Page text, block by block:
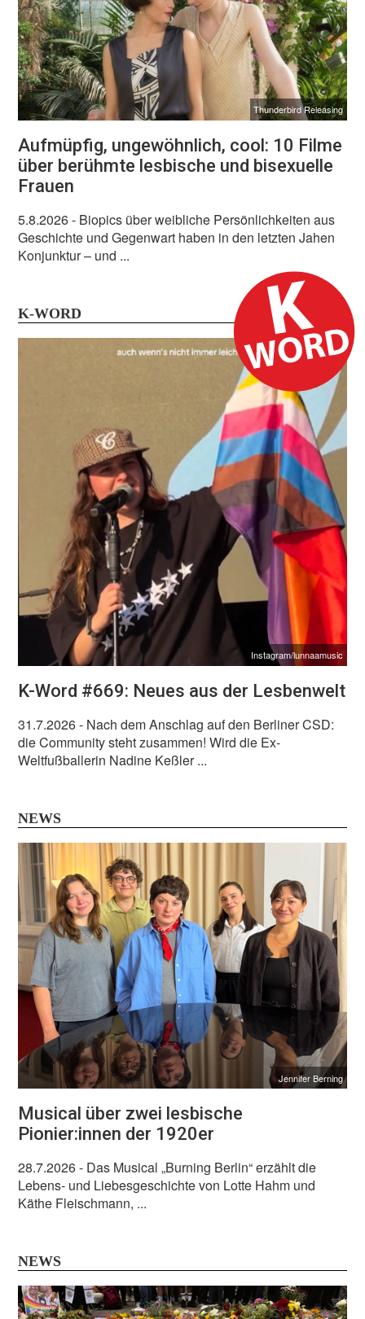
Thunderbird Releasing
Aufmüpfig, ungewöhnlich, cool: 10 Filme
über berühmte lesbische und bisexuelle
Frauen
5.8.2026- Biopics über weibliche Persönlichkeiten aus
Geschichte und Gegenwart haben in den letzten Jahen
Konjunktur – und ...
K-WORD
Instagram/lunnaamusic
K-Word #669: Neues aus der Lesbenwelt
31.7.2026- Nach dem Anschlag auf den Berliner CSD:
die Community steht zusammen! Wird die Ex-
Weltfußballerin Nadine Keßler ...
NEWS
Jennifer Berning
Musical über zwei lesbische
Pionier:innen der 1920er
28.7.2026- Das Musical „Burning Berlin“ erzählt die
Lebens- und Liebesgeschichte von Lotte Hahm und
Käthe Fleischmann, ...
NEWS